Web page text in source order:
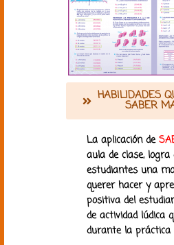
HABILIDADES
SABER
La aplicación de
aula de clase,
estudiantes una
querer hacer y
positiva del
de actividad lúdica
durante la